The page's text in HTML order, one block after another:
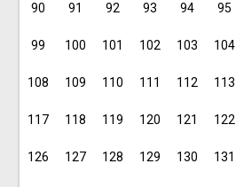
90 91 92 93 94 95
99 100 101 102 103 104
108 109 110 111 112 113
117 118 119 120 121 122
126 127 128 129 130 131